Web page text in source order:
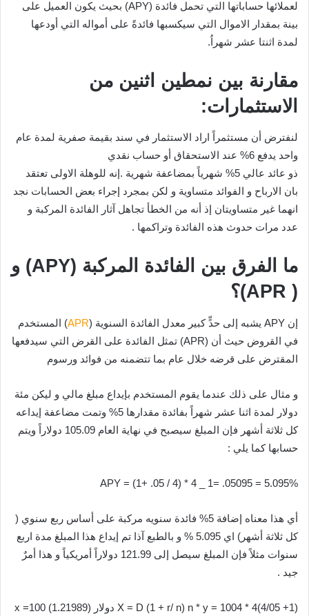
لعملائها حساباتها التي تحمل فائدة (APY) بحيث يكون العميل على
بينة بمقدار الاموال التي سيكسبها فائدةً على أمواله التي أودعها
لمدة اثنتا عشر شهراُ.
مقارنة بين نمطين اثنين من
الاستثمارات:
لنفترض أن مستثمراً اراد الاستثمار في سند بقيمة صفرية لمدة عام
واحد يدفع 6% عند الاستحقاق أو حساب نقدي
ذو عائد عالي 5% شهرياً بمضاعفة شهرية .إنه للوهلة الاولى تعتقد
بان الارباح و الفوائد متساوية و لكن بمجرد إجراء بعض الحسابات نجد
انهما غير متساويتان إذ أنه من الخطأ تجاهل آثار الفائدة المركبة و
عدد مرات حدوث هذه الفائدة وتراكمها .
ما الفرق بين الفائدة المركبة (APY) و
( APR)؟
إن APY يشبه إلى حدٍّ كبير معدل الفائدة السنوية ( APR) المستخدم
في القروض حيث أن (APR) تمثل الفائدة على القرض التي سيدفعها
المقترض على قرضه خلال عام بما تتضمنه من فوائد ورسوم
و مثال على ذلك عندما يقوم المستخدم بإيداع مبلغ مالي و ليكن مئة
دولار لمدة اثنا عشر شهراً بفائدة مقدارها 5% وتمت مضاعفة إيداعه
كل ثلاثة أشهر فإن المبلغ سيصبح في نهاية العام 105.09 دولاراً ويتم
حسابها كما يلي :
APY = (1+ .05 / 4) * 4 _ 1= .05095 = 5.095%
أي هذا معناه إضافة 5% فائدة سنويه مركبة على أساس ربع سنوي (
كل ثلاثة أشهر) اي 5.095 % و بالطبع آذا تم إيداع هذا المبلغ مدة اربع
سنوات مثلاً فإن المبلغ سيصل إلى 121.99 دولاراً أمريكياً و هذا أمرٌ
جيد .
X = D (1 + r/ n) n * y = 1004 * 4(4/05 +1) دولار x =100 (1.21989)